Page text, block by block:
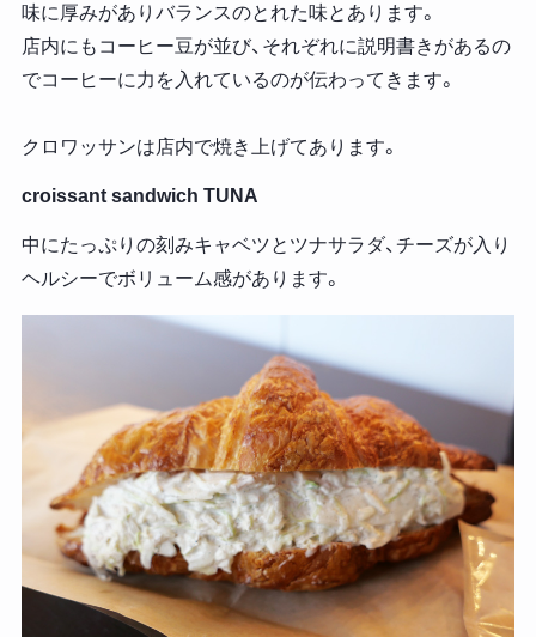
味に厚みがありバランスのとれた味とあります。
店内にもコーヒー豆が並び、それぞれに説明書きがあるの
でコーヒーに力を入れているのが伝わってきます。
クロワッサンは店内で焼き上げてあります。
croissant sandwich TUNA
中にたっぷりの刻みキャベツとツナサラダ、チーズが入り
ヘルシーでボリューム感があります。